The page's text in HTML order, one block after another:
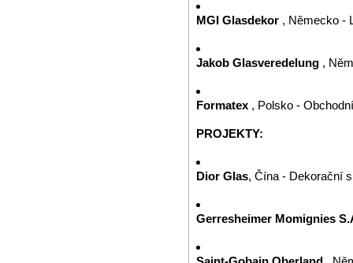
MGI Glasdekor , Německo -
Jakob Glasveredelung ,
Formatex , Polsko -
PROJEKTY:
Dior Glas, Čína - Dekorační
Gerresheimer Momignies